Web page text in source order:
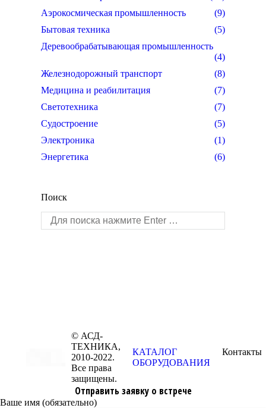
Аэрокосмическая промышленность
(9)
Бытовая техника
(5)
Деревообрабатывающая промышленность
(4)
Железнодорожный транспорт
(8)
Медицина и реабилитация
(7)
Светотехника
(7)
Судостроение
(5)
Электроника
(1)
Энергетика
(6)
Поиск
Поиск:
© АСД-
ТЕХНИКА,
2010-2022.
Все права
защищены.
КАТАЛОГ
ОБОРУДОВАНИЯ
Контакты
Отправить заявку о встрече
Ваше имя (обязательно)